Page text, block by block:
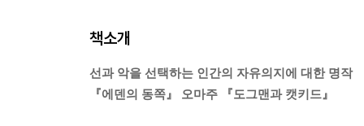
책소개
선과 악을 선택하는 인간의 자유의지에 대한 명작
『에덴의 동쪽』 오마주 『도그맨과 캣키드』